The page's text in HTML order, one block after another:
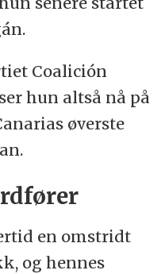
Coalición
hun altså nå på
øverste
en omstridt
og hennes